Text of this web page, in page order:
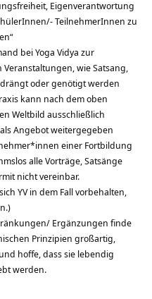
Eigenverantwortung
TeilnehmerInnen zu
bei Yoga Vidya zur
wie Satsang,
oder genötigt werden
kann nach dem oben
Weltbild ausschließlich
Angebot weitergegeben
einer Fortbildung
alle Vorträge, Satsänge
nicht vereinbar.
YV in dem Fall vorbehalten,
Ergänzungen finde
Prinzipien großartig,
hoffe, dass sie lebendig
werden.